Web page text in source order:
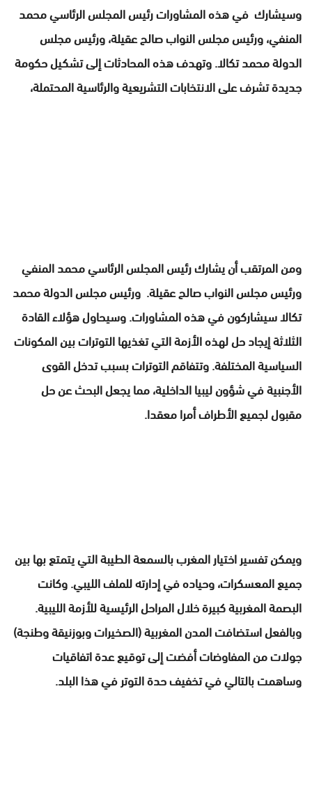
وسيشارك في هذه المشاورات رئيس المجلس الرئاسي محمد
المنفي، ورئيس مجلس النواب صالح عقيلة، ورئيس مجلس
الدولة محمد تكالا. وتهدف هذه المحادثات إلى تشكيل حكومة
جديدة تشرف على الانتخابات التشريعية والرئاسية المحتملة،
ومن المرتقب أن يشارك رئيس المجلس الرئاسي محمد المنفي
ورئيس مجلس النواب صالح عقيلة. ورئيس مجلس الدولة محمد
تكالا سيشاركون في هذه المشاورات. وسيحاول هؤلاء القادة
الثلاثة إيجاد حل لهذه الأزمة التي تغذيها التوترات بين المكونات
السياسية المختلفة. وتتفاقم التوترات بسبب تدخل القوى
الأجنبية في شؤون ليبيا الداخلية، مما يجعل البحث عن حل
مقبول لجميع الأطراف أمرا معقدا.
ويمكن تفسير اختيار المغرب بالسمعة الطيبة التي يتمتع بها بين
جميع المعسكرات، وحياده في إدارته للملف الليبي. وكانت
البصمة المغربية كبيرة خلال المراحل الرئيسية للأزمة الليبية.
وبالفعل استضافت المدن المغربية (الصخيرات وبوزنيقة وطنجة)
جولات من المفاوضات أفضت إلى توقيع عدة اتفاقيات
وساهمت بالتالي في تخفيف حدة التوتر في هذا البلد.